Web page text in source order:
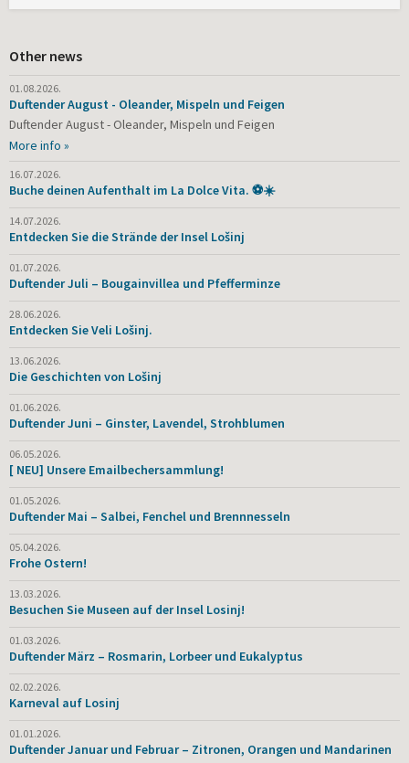
Other news
01.08.2026.
Duftender August - Oleander, Mispeln und Feigen
Duftender August - Oleander, Mispeln und Feigen
More info »
16.07.2026.
Buche deinen Aufenthalt im La Dolce Vita. ⚽☀️
14.07.2026.
Entdecken Sie die Strände der Insel Lošinj
01.07.2026.
Duftender Juli – Bougainvillea und Pfefferminze
28.06.2026.
Entdecken Sie Veli Lošinj.
13.06.2026.
Die Geschichten von Lošinj
01.06.2026.
Duftender Juni – Ginster, Lavendel, Strohblumen
06.05.2026.
[ NEU] Unsere Emailbechersammlung!
01.05.2026.
Duftender Mai – Salbei, Fenchel und Brennnesseln
05.04.2026.
Frohe Ostern!
13.03.2026.
Besuchen Sie Museen auf der Insel Losinj!
01.03.2026.
Duftender März – Rosmarin, Lorbeer und Eukalyptus
02.02.2026.
Karneval auf Losinj
01.01.2026.
Duftender Januar und Februar – Zitronen, Orangen und Mandarinen